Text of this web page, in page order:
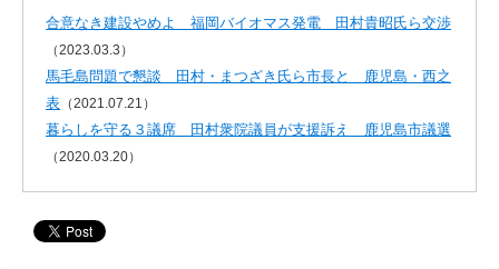
合意なき建設やめよ 福岡バイオマス発電 田村貴昭氏ら交渉
（2023.03.3）
馬毛島問題で懇談 田村・まつざき氏ら市長と 鹿児島・西之
表 （2021.07.21）
暮らしを守る３議席 田村衆院議員が支援訴え 鹿児島市議選
（2020.03.20）